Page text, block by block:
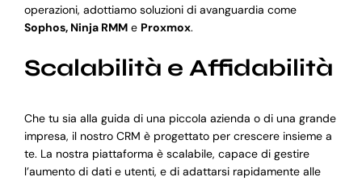
operazioni, adottiamo soluzioni di avanguardia come
Sophos, Ninja RMMe Proxmox.
Scalabilità e Affidabilità
Che tu sia alla guida di una piccola azienda o di una grande
impresa, il nostro CRM è progettato per crescere insieme a
te. La nostra piattaforma è scalabile, capace di gestire
l’aumento di dati e utenti, e di adattarsi rapidamente alle